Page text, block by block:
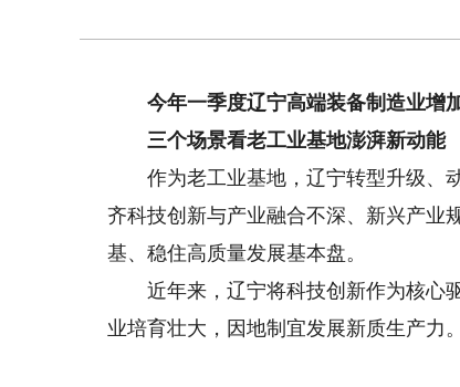
今年一季度辽宁高端装备制造业增
三个场景看老工业基地澎湃新动能
作为老工业基地，辽宁转型升级、动
齐科技创新与产业融合不深、新兴产业
基、稳住高质量发展基本盘。
近年来，辽宁将科技创新作为核心驱
业培育壮大，因地制宜发展新质生产力